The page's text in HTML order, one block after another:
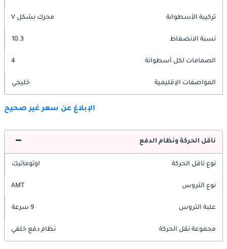
تركيبة الأسطوانة محرك بشكل V
نسبة الانضغاط 10.3
الصمامات لكل أسطوانة 4
المواصفات الإقليمية خليجي
الإبلاغ عن سعر غير صحيح
ناقل الحركة ونظام الدفع
نوع ناقل الحركة اوتوماتيك
نوع التروس AMT
علبة التروس 9 سرعة
مجموعة نقل الحركة نظام دفع خلفي